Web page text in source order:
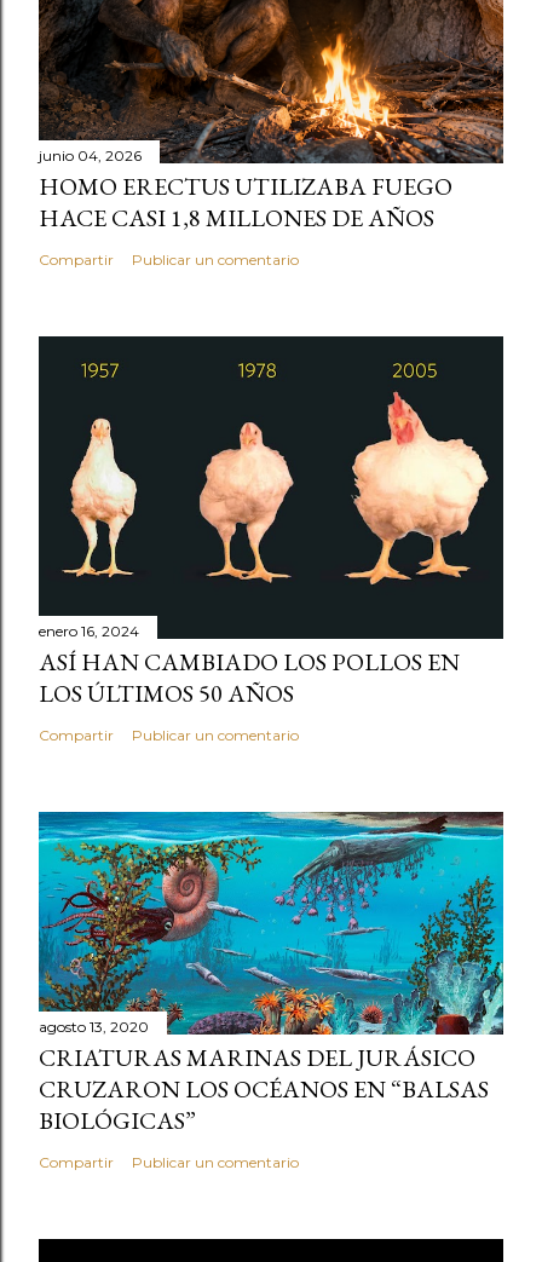
junio 04, 2026
HOMO ERECTUS UTILIZABA FUEGO
HACE CASI 1,8 MILLONES DE AÑOS
Compartir Publicar un comentario
enero 16, 2024
ASÍ HAN CAMBIADO LOS POLLOS EN
LOS ÚLTIMOS 50 AÑOS
Compartir Publicar un comentario
agosto 13, 2020
CRIATURAS MARINAS DEL JURÁSICO
CRUZARON LOS OCÉANOS EN “BALSAS
BIOLÓGICAS”
Compartir Publicar un comentario